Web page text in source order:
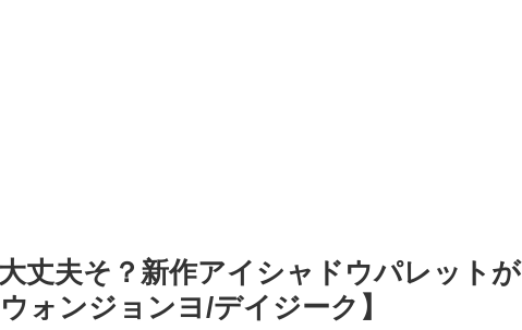
丈夫そ？新作アイシャドウパレットが
ォンジョンヨ/デイジーク】